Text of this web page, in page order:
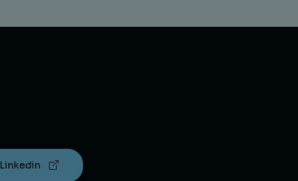
Linkedin